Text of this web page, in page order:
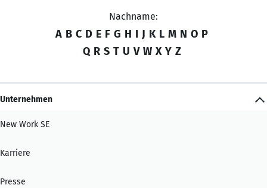
Nachname:
A B C D E F G H I J K L M N O P
Q R S T U V W X Y Z
Unternehmen
New Work SE
Karriere
Presse